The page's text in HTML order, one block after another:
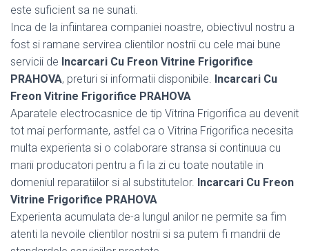
este suficient sa ne sunati.
Inca de la infiintarea companiei noastre, obiectivul nostru a
fost si ramane servirea clientilor nostrii cu cele mai bune
servicii de Incarcari Cu Freon Vitrine Frigorifice
PRAHOVA, preturi si informatii disponibile. Incarcari Cu
Freon Vitrine Frigorifice PRAHOVA
Aparatele electrocasnice de tip Vitrina Frigorifica au devenit
tot mai performante, astfel ca o Vitrina Frigorifica necesita
multa experienta si o colaborare stransa si continuua cu
marii producatori pentru a fi la zi cu toate noutatile in
domeniul reparatiilor si al substitutelor. Incarcari Cu Freon
Vitrine Frigorifice PRAHOVA
Experienta acumulata de-a lungul anilor ne permite sa fim
atenti la nevoile clientilor nostrii si sa putem fi mandrii de